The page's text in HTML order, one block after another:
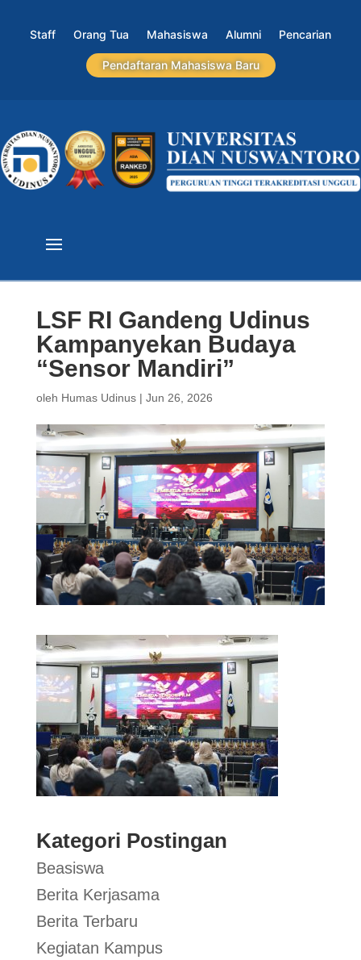
Staff Orang Tua Mahasiswa Alumni Pencarian
Pendaftaran Mahasiswa Baru
LSF RI Gandeng Udinus
Kampanyekan Budaya
“Sensor Mandiri”
oleh Humas Udinus| Jun 26, 2026
Kategori Postingan
Beasiswa
Berita Kerjasama
Berita Terbaru
Kegiatan Kampus